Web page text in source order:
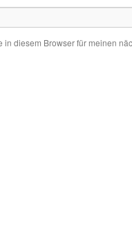
in diesem Browser für meinen